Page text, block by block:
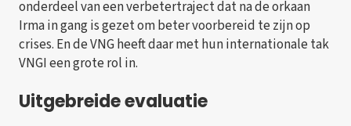
onderdeel van een verbetertraject dat na de orkaan
Irma in gang is gezet om beter voorbereid te zijn op
crises. En de VNG heeft daar met hun internationale tak
VNGI een grote rol in.
Uitgebreide evaluatie